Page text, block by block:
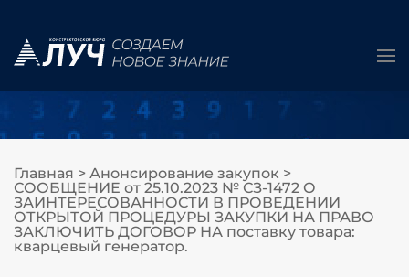
Главная > Анонсирование закупок >
СООБЩЕНИЕ от 25.10.2023 № СЗ-1472 О
ЗАИНТЕРЕСОВАННОСТИ В ПРОВЕДЕНИИ
ОТКРЫТОЙ ПРОЦЕДУРЫ ЗАКУПКИ НА ПРАВО
ЗАКЛЮЧИТЬ ДОГОВОР НА поставку товара:
кварцевый генератор.